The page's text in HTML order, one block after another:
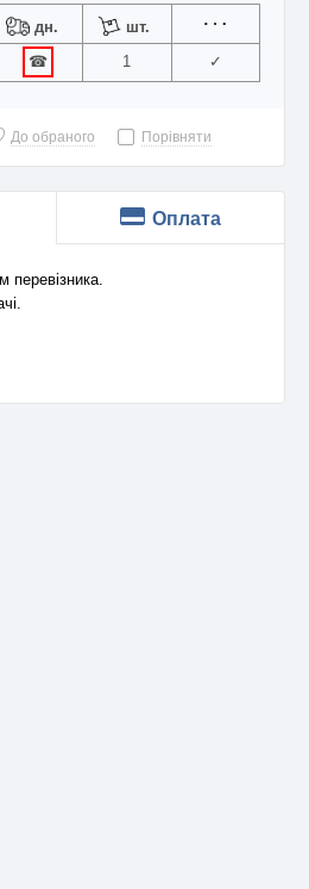
дн.
шт.
☎ 1 ✓
До обраного Порівняти
Оплата